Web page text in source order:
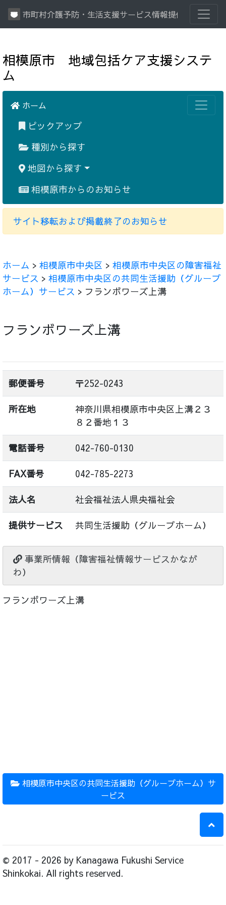
市町村介護予防・生活支援サービス情報提供システム
相模原市 地域包括ケア支援システ
ム
ホーム
ピックアップ
種別から探す
地図から探す
相模原市からのお知らせ
サイト移転および掲載終了のお知らせ
ホーム > 相模原市中央区 > 相模原市中央区の障害福祉
サービス > 相模原市中央区の共同生活援助（グループ
ホーム）サービス > フランボワーズ上溝
フランボワーズ上溝
郵便番号 〒252-0243
所在地
神奈川県相模原市中央区上溝２３
８２番地１３
電話番号 042-760-0130
FAX番号 042-785-2273
法人名 社会福祉法人県央福祉会
提供サービス 共同生活援助（グループホーム）
事業所情報（障害福祉情報サービスかなが
わ）
フランボワーズ上溝
相模原市中央区の共同生活援助（グループホーム）サ
ービス
© 2017 - 2026 by Kanagawa Fukushi Service
Shinkokai. All rights reserved.